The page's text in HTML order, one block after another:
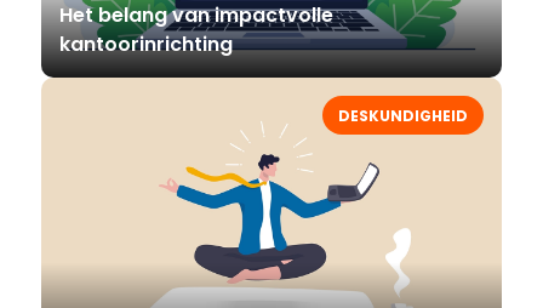
Het belang van impactvolle
kantoorinrichting
DESKUNDIGHEID